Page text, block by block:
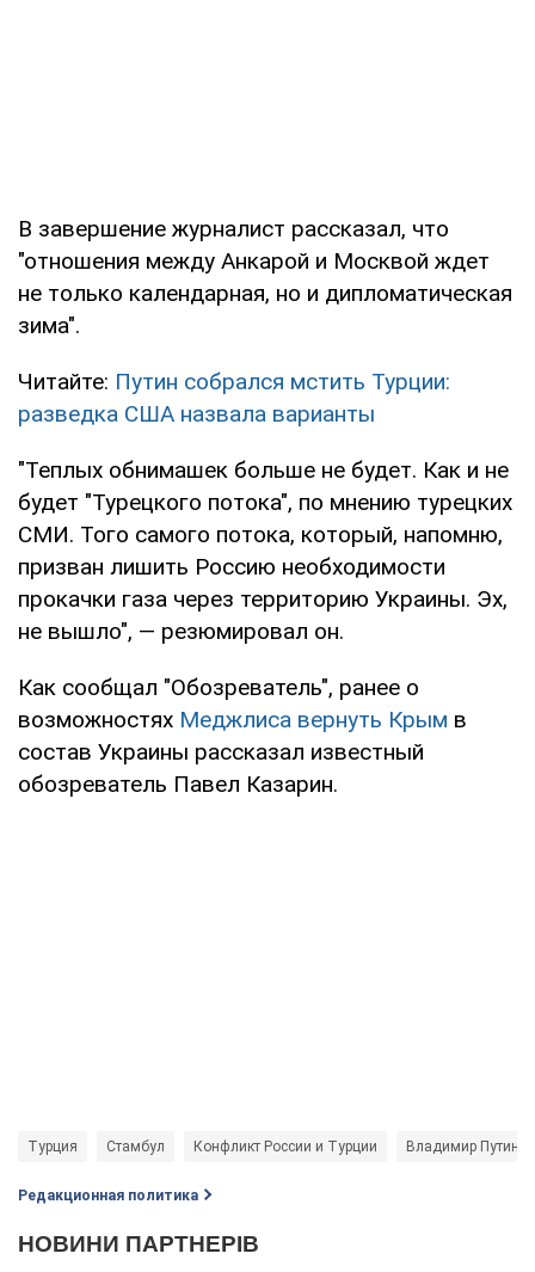
В завершение журналист рассказал, что
"отношения между Анкарой и Москвой ждет
не только календарная, но и дипломатическая
зима".
Читайте: Путин собрался мстить Турции:
разведка США назвала варианты
"Теплых обнимашек больше не будет. Как и не
будет "Турецкого потока", по мнению турецких
СМИ. Того самого потока, который, напомню,
призван лишить Россию необходимости
прокачки газа через территорию Украины. Эх,
не вышло", — резюмировал он.
Как сообщал "Обозреватель", ранее о
возможностях Меджлиса вернуть Крым в
состав Украины рассказал известный
обозреватель Павел Казарин.
Турция Стамбул Конфликт России и Турции Владимир Путин
Редакционная политика